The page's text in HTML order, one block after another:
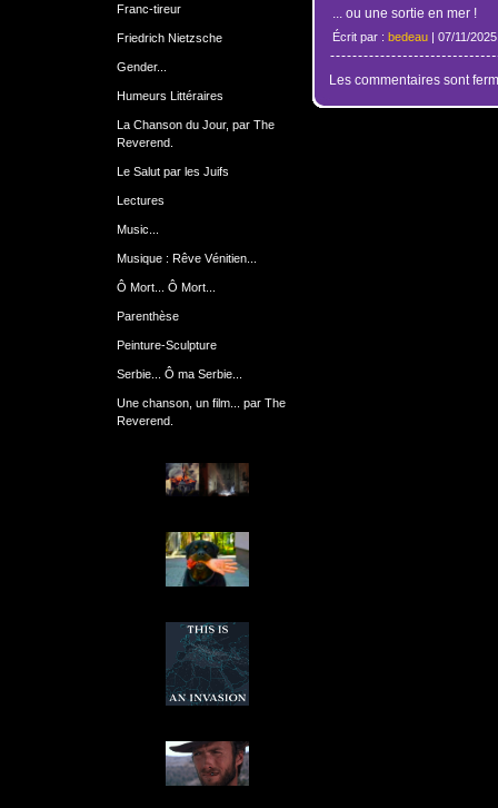
Franc-tireur
Friedrich Nietzsche
Gender...
Humeurs Littéraires
La Chanson du Jour, par The
Reverend.
Le Salut par les Juifs
Lectures
Music...
Musique : Rêve Vénitien...
Ô Mort... Ô Mort...
Parenthèse
Peinture-Sculpture
Serbie... Ô ma Serbie...
Une chanson, un film... par The
Reverend.
... ou une sortie en mer !
Écrit par : bedeau| 07/11/2025
Les commentaires sont